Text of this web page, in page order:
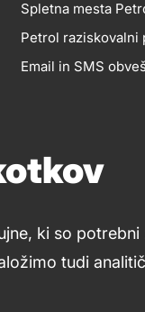
ki so
tudi
IN
Spletna mesta
Petrol raziskovalni
Email in SMS
Social